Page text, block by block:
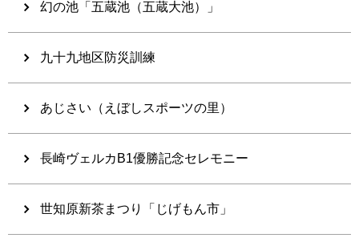
幻の池「五蔵池（五蔵大池）」
九十九地区防災訓練
あじさい（えぼしスポーツの里）
長崎ヴェルカB1優勝記念セレモニー
世知原新茶まつり「じげもん市」